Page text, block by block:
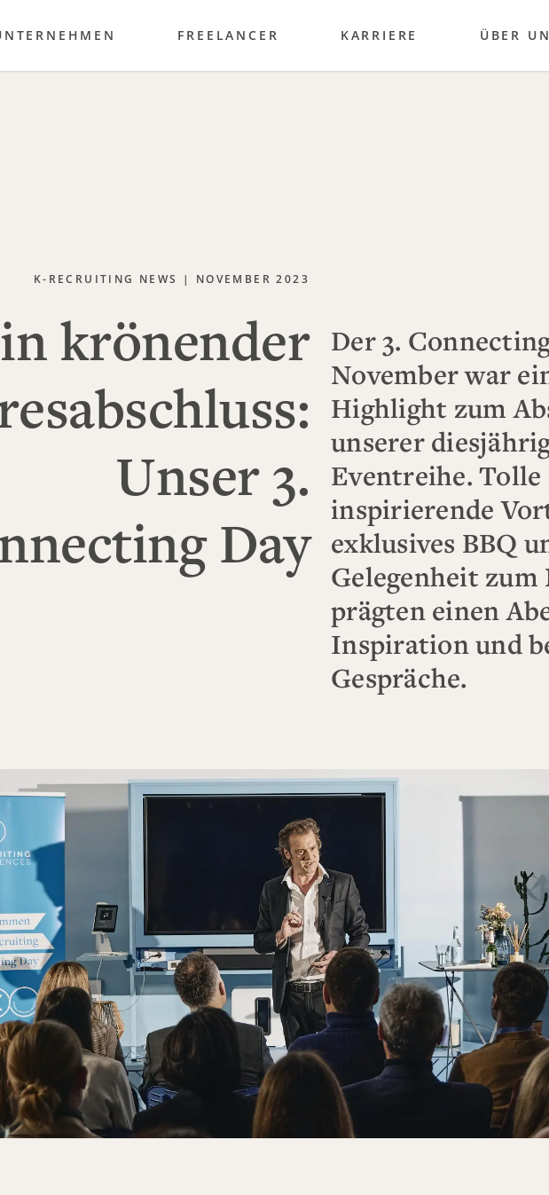
FREELANCER KARRIERE ÜBER
K-RECRUITING NEWS | NOVEMBER 2023
krönender
Unser 3.
Day
Der 3.
November war
Highlight zum
unserer
Eventreihe. Tolle
inspirierende
exklusives BBQ
Gelegenheit
prägten einen
Inspiration und
Gespräche.